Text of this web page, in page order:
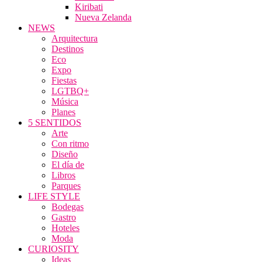
Kiribati
Nueva Zelanda
NEWS
Arquitectura
Destinos
Eco
Expo
Fiestas
LGTBQ+
Música
Planes
5 SENTIDOS
Arte
Con ritmo
Diseño
El día de
Libros
Parques
LIFE STYLE
Bodegas
Gastro
Hoteles
Moda
CURIOSITY
Ideas